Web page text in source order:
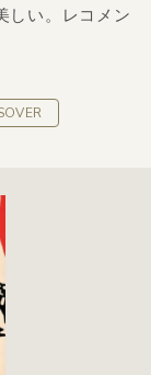
しい。レコメン